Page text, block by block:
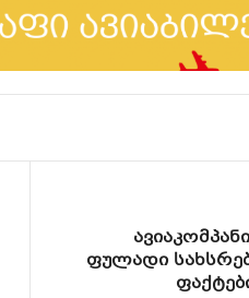
ფულადი